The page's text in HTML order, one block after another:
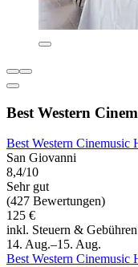
Best Western
Best Western Cinemusic
San Giovanni
8,4/10
Sehr gut
(427 Bewertungen)
125 €
inkl. Steuern & Gebühren
14. Aug.–15. Aug.
Best Western Cinemusic